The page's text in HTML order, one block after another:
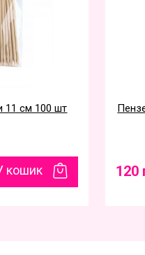
11 см 100 шт
кошик 120